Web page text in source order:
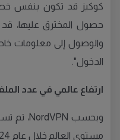
كوكيز قد تكون بنفس
حصول المخترق عليها،
والوصول إلى معلومات
الدخول".
ارتفاع عالمي في عدد